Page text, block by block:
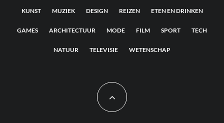
KUNST MUZIEK DESIGN REIZEN ETEN EN DRINKEN
GAMES ARCHITECTUUR MODE FILM SPORT TECH
NATUUR TELEVISIE WETENSCHAP